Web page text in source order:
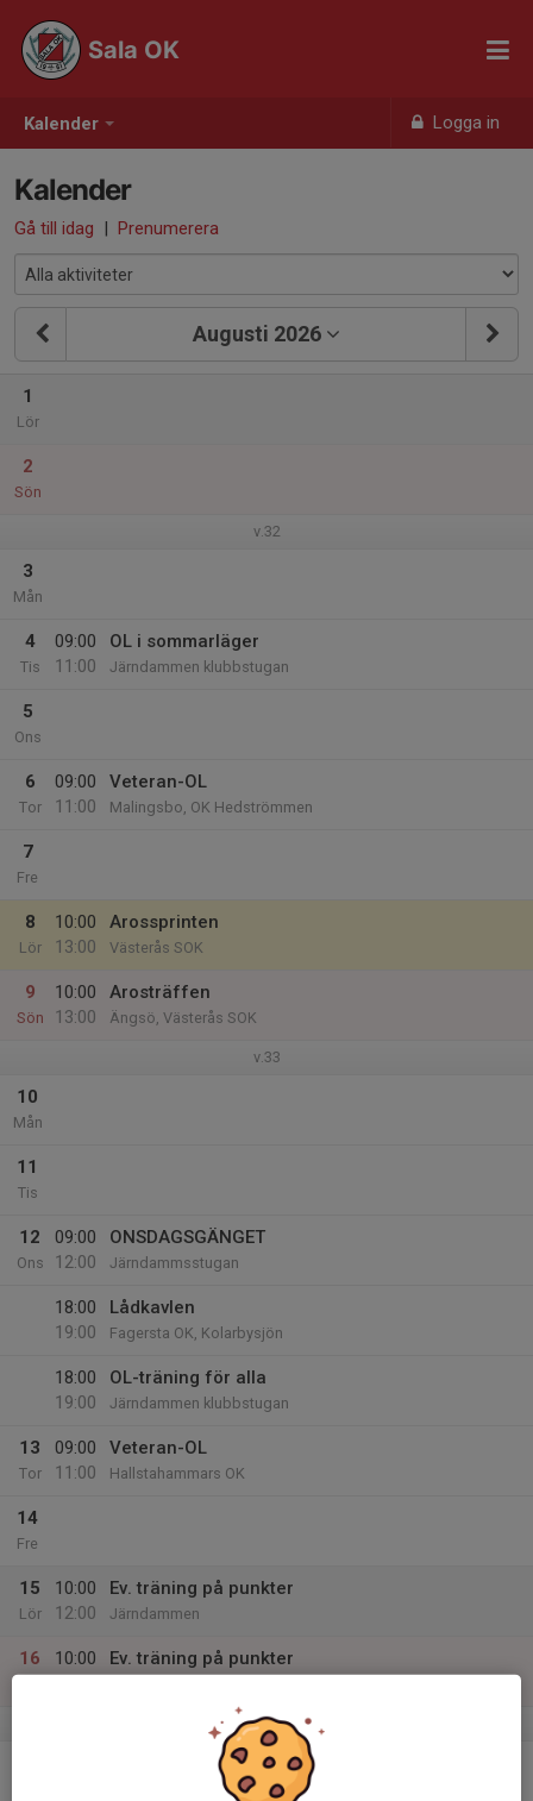
Kalender Logga in
Sala OK
Kalender
Gå till idag | Prenumerera
Augusti 2026
1
Lör
2
Sön
v.32
3
Mån
4
Tis
09:00
11:00
OL i sommarläger
Järndammen klubbstugan
5
Ons
6
Tor
09:00
11:00
Veteran-OL
Malingsbo, OK Hedströmmen
7
Fre
8
Lör
10:00
13:00
Arossprinten
Västerås SOK
9
Sön
10:00
13:00
Arosträffen
Ängsö, Västerås SOK
v.33
10
Mån
11
Tis
12
Ons
09:00
12:00
ONSDAGSGÄNGET
Järndammsstugan
18:00
19:00
Lådkavlen
Fagersta OK, Kolarbysjön
18:00
19:00
OL-träning för alla
Järndammen klubbstugan
13
Tor
09:00
11:00
Veteran-OL
Hallstahammars OK
14
Fre
15
Lör
10:00
12:00
Ev. träning på punkter
Järndammen
16
10:00
Ev. träning på punkter
v.34